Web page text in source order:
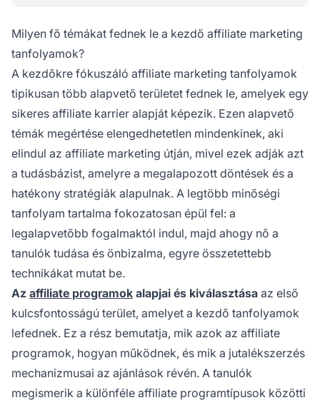
Milyen fő témákat fednek le a kezdő affiliate marketing
tanfolyamok?
A kezdőkre fókuszáló affiliate marketing tanfolyamok
tipikusan több alapvető területet fednek le, amelyek egy
sikeres affiliate karrier alapját képezik. Ezen alapvető
témák megértése elengedhetetlen mindenkinek, aki
elindul az affiliate marketing útján, mivel ezek adják azt
a tudásbázist, amelyre a megalapozott döntések és a
hatékony stratégiák alapulnak. A legtöbb minőségi
tanfolyam tartalma fokozatosan épül fel: a
legalapvetőbb fogalmaktól indul, majd ahogy nő a
tanulók tudása és önbizalma, egyre összetettebb
technikákat mutat be.
Az affiliate programok alapjai és kiválasztása az első
kulcsfontosságú terület, amelyet a kezdő tanfolyamok
lefednek. Ez a rész bemutatja, mik azok az affiliate
programok, hogyan működnek, és mik a jutalékszerzés
mechanizmusai az ajánlások révén. A tanulók
megismerik a különféle affiliate programtípusok közötti